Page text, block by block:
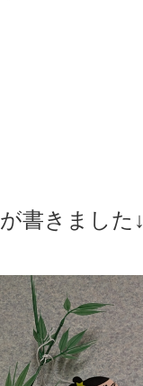
書きました↓